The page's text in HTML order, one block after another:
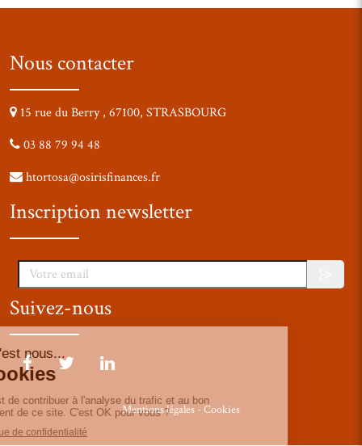
Nous contacter
15 rue du Berry , 67100, STRASBOURG
03 88 79 94 48
htortosa@osirisfinances.fr
Inscription newsletter
Votre email
Suivez-nous
Mentions légales -Cookies